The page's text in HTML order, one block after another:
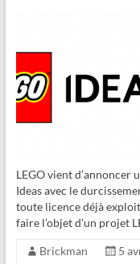
LEGO vient d’annoncer
Ideas avec le
toute licence déjà
faire l’objet d’un projet
Brickman 5